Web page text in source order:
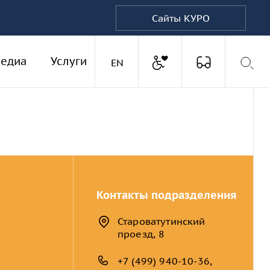
Сайты КУРО
Услуги ENАнглийская версияДоступная среда
Версия для
Контакты подразделения
Староватутинский
проезд, 8
+7 (499) 940-10-36,